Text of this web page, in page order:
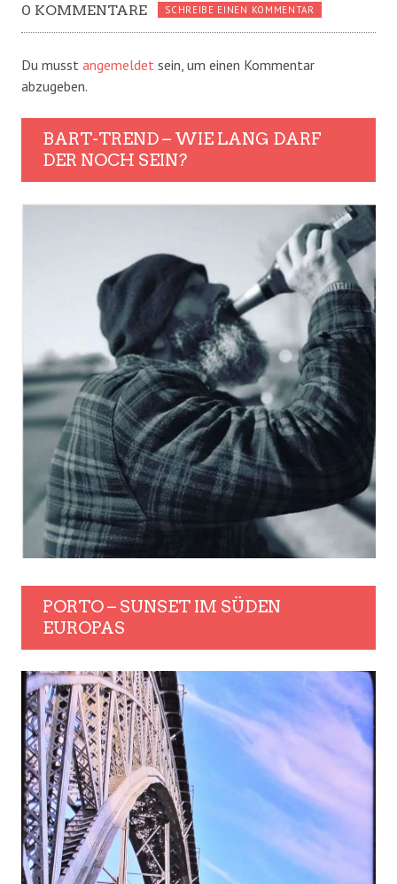
0 KOMMENTARE SCHREIBE EINEN KOMMENTAR
Du musst angemeldet sein, um einen Kommentar
abzugeben.
BART-TREND – WIE LANG DARF
DER NOCH SEIN?
PORTO – SUNSET IM SÜDEN
EUROPAS